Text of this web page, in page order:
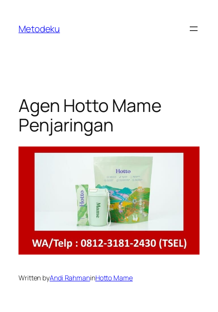
content
Metodeku
Agen Hotto Mame
Penjaringan
Written byAndi RahmaninHotto Mame